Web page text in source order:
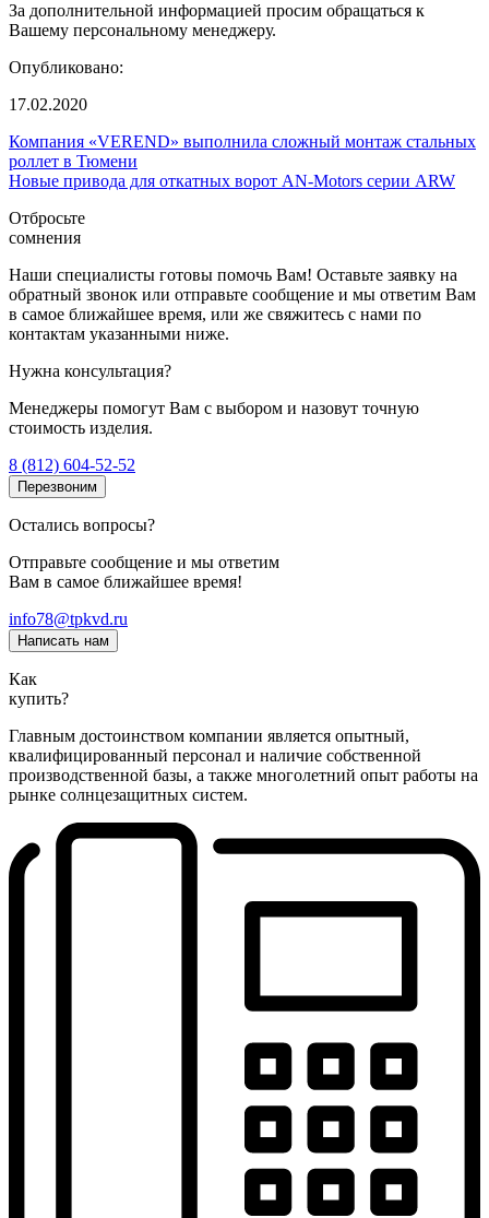
За дополнительной информацией просим обращаться к
Вашему персональному менеджеру.
Опубликовано:
17.02.2020
Компания «VEREND» выполнила сложный монтаж стальных
роллет в Тюмени
Новые привода для откатных ворот AN-Motors серии ARW
Отбросьте
сомнения
Наши специалисты готовы помочь Вам! Оставьте заявку на
обратный звонок или отправьте сообщение и мы ответим Вам
в самое ближайшее время, или же свяжитесь с нами по
контактам указанными ниже.
Нужна консультация?
Менеджеры помогут Вам с выбором и назовут точную
стоимость изделия.
8 (812) 604-52-52
Перезвоним
Остались вопросы?
Отправьте сообщение и мы ответим
Вам в самое ближайшее время!
info78@tpkvd.ru
Написать нам
Как
купить?
Главным достоинством компании является опытный,
квалифицированный персонал и наличие собственной
производственной базы, а также многолетний опыт работы на
рынке солнцезащитных систем.